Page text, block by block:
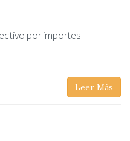
por importes
Leer Más